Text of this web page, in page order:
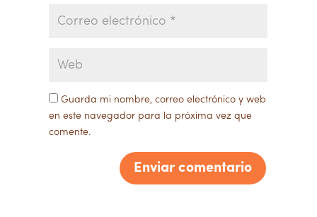
Guarda mi nombre, correo electrónico y web
en este navegador para la próxima vez que
comente.